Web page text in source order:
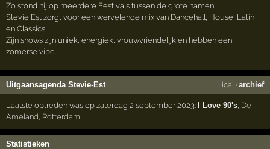
Zo stond hij op meerdere Festivals tussen de grote namen.
Stevie Est zorgt voor een wervelende mix van Dancehall, House, Latin
en Classics.
Zijn shows zijn uniek, energiek, vrouwvriendelijk en hebben een
zomerse vibe.
Uitgaansagenda Stevie-Est ical· archief
Laatste optreden was op zaterdag 2 september 2023: I Love 90's, De
Ameland, Rotterdam
Statistieken